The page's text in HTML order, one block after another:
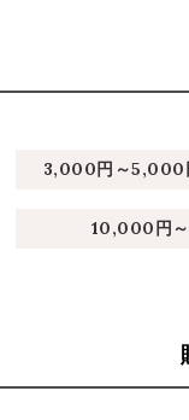
3,000円～5,000
10,000円～